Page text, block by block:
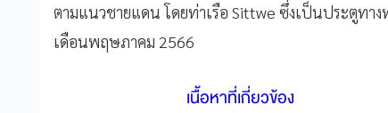
ตามแนวชายแดน โดยท่าเรือ Sittwe ซึ่งเป็นประตูทาง
เดือนพฤษภาคม 2566
เนื้อหาที่เกี่ยวข้อง